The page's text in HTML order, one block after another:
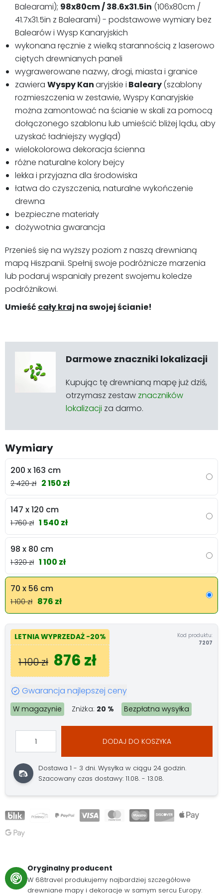
Balearami); 98x80cm / 38.6x31.5in (106x80cm /
41.7x31.5in z Balearami) - podstawowe wymiary bez
Balearów i Wysp Kanaryjskich
wykonana ręcznie z wielką starannością z laserowo
ciętych drewnianych paneli
wygrawerowane nazwy, drogi, miasta i granice
zawiera Wyspy Kanaryjskie i Baleary(szablony
rozmieszczenia w zestawie, Wyspy Kanaryjskie
można zamontować na ścianie w skali za pomocą
dołączonego szablonu lub umieścić bliżej lądu, aby
uzyskać ładniejszy wygląd)
wielokolorowa dekoracja ścienna
różne naturalne kolory bejcy
lekka i przyjazna dla środowiska
łatwa do czyszczenia, naturalne wykończenie
drewna
bezpieczne materiały
dożywotnia gwarancja
Przenieś się na wyższy poziom z naszą drewnianą
mapą Hiszpanii. Spełnij swoje podróżnicze marzenia
lub podaruj wspaniały prezent swojemu koledze
podróżnikowi.
Umieść cały kraj na swojej ścianie!
Darmowe znaczniki lokalizacji
Kupując tę drewnianą mapę już dziś,
otrzymasz zestaw znaczników
lokalizacji za darmo.
Wymiary
200 x 163 cm
2 420 zł 2 150 zł
147 x 120 cm
1 760 zł 1 540 zł
98 x 80 cm
1 320 zł 1 100 zł
70 x 56 cm
1 100 zł 876 zł
LETNIA WYPRZEDAŻ -20%
1 100 zł 876 zł
Kod produktu:
7207
Gwarancja najlepszej ceny
W magazynie Zniżka: 20 % Bezpłatna wysyłka
DODAJ DO KOSZYKA
Dostawa 1 - 3 dni.Wysyłka w ciągu 24 godzin.
Szacowany czas dostawy: 11.08. - 13.08.
Oryginalny producent
W 68travel produkujemy najbardziej szczegółowe
drewniane mapy i dekoracje w samym sercu Europy.